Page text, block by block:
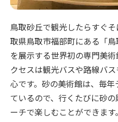
鳥取砂丘で観光したらすぐ
取県鳥取市福部町にある「
を展示する世界初の専門美
クセスは観光バスや路線バ
心です。砂の美術館は、毎
ているので、行くたびに砂
ーチで楽しむことができます。